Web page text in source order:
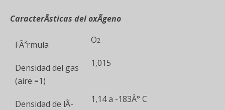
CaracterÃ­sticas del oxÃ­geno
FÃ³rmula O2
Densidad del gas
(aire =1)
1,015
Densidad de lÃ­
1,14 a -183Â° C